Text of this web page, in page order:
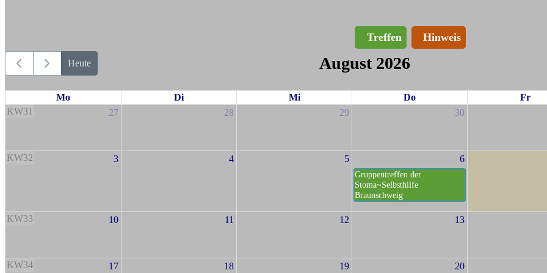
Treffen Hinweis
Heute August 2026
Mo Di Mi Do
Fr
KW31
27 28 29 30
KW32 3 4 5 6
Gruppentreffen der
Stoma~Selbsthilfe
Braunschweig
KW33 10 11 12 13
KW34 17 18 19 20